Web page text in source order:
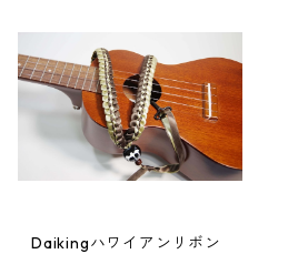
Daikingハワイアンリボン